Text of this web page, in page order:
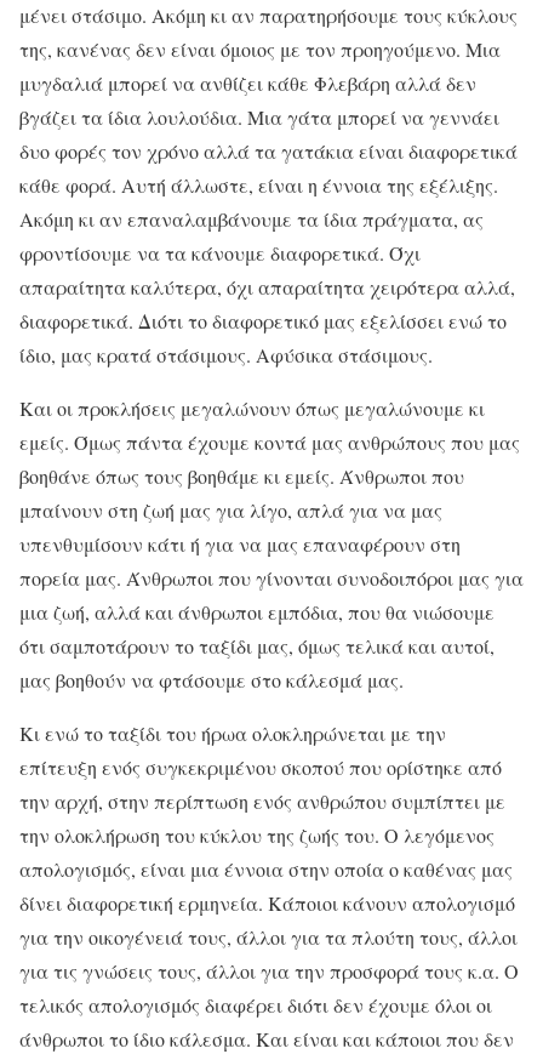
μένει στάσιμο. Ακόμη κι αν παρατηρήσουμε τους κύκλους
της, κανένας δεν είναι όμοιος με τον προηγούμενο. Μια
μυγδαλιά μπορεί να ανθίζει κάθε Φλεβάρη αλλά δεν
βγάζει τα ίδια λουλούδια. Μια γάτα μπορεί να γεννάει
δυο φορές τον χρόνο αλλά τα γατάκια είναι διαφορετικά
κάθε φορά. Αυτή άλλωστε, είναι η έννοια της εξέλιξης.
Ακόμη κι αν επαναλαμβάνουμε τα ίδια πράγματα, ας
φροντίσουμε να τα κάνουμε διαφορετικά. Όχι
απαραίτητα καλύτερα, όχι απαραίτητα χειρότερα αλλά,
διαφορετικά. Διότι το διαφορετικό μας εξελίσσει ενώ το
ίδιο, μας κρατά στάσιμους. Αφύσικα στάσιμους.
Και οι προκλήσεις μεγαλώνουν όπως μεγαλώνουμε κι
εμείς. Όμως πάντα έχουμε κοντά μας ανθρώπους που μας
βοηθάνε όπως τους βοηθάμε κι εμείς. Άνθρωποι που
μπαίνουν στη ζωή μας για λίγο, απλά για να μας
υπενθυμίσουν κάτι ή για να μας επαναφέρουν στη
πορεία μας. Άνθρωποι που γίνονται συνοδοιπόροι μας για
μια ζωή, αλλά και άνθρωποι εμπόδια, που θα νιώσουμε
ότι σαμποτάρουν το ταξίδι μας, όμως τελικά και αυτοί,
μας βοηθούν να φτάσουμε στο κάλεσμά μας.
Κι ενώ το ταξίδι του ήρωα ολοκληρώνεται με την
επίτευξη ενός συγκεκριμένου σκοπού που ορίστηκε από
την αρχή, στην περίπτωση ενός ανθρώπου συμπίπτει με
την ολοκλήρωση του κύκλου της ζωής του. Ο λεγόμενος
απολογισμός, είναι μια έννοια στην οποία ο καθένας μας
δίνει διαφορετική ερμηνεία. Κάποιοι κάνουν απολογισμό
για την οικογένειά τους, άλλοι για τα πλούτη τους, άλλοι
για τις γνώσεις τους, άλλοι για την προσφορά τους κ.α. Ο
τελικός απολογισμός διαφέρει διότι δεν έχουμε όλοι οι
άνθρωποι το ίδιο κάλεσμα. Και είναι και κάποιοι που δεν